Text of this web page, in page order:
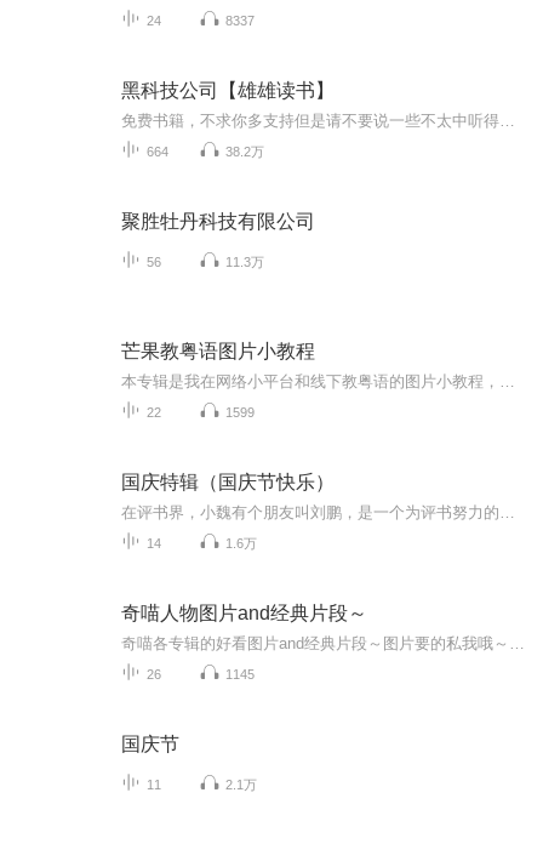
24 8337
黑科技公司【雄雄读书】
664 38.2万
聚胜牡丹科技有限公司
56 11.3万
芒果教粤语图片小教程
22 1599
国庆特辑（国庆节快乐）
14 1.6万
奇喵人物图片and经典片段～
26 1145
国庆节
11 2.1万